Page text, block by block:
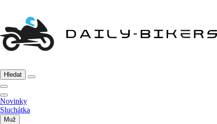
Hledat
Novinky
Sluchátka
Muž